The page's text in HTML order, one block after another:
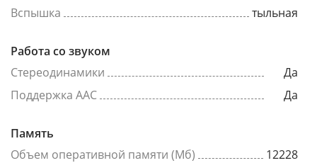
Вспышка
тыльная
Работа со звуком
Стереодинамики
Да
Поддержка AAC
Да
Память
Объем оперативной памяти (Мб)
12228